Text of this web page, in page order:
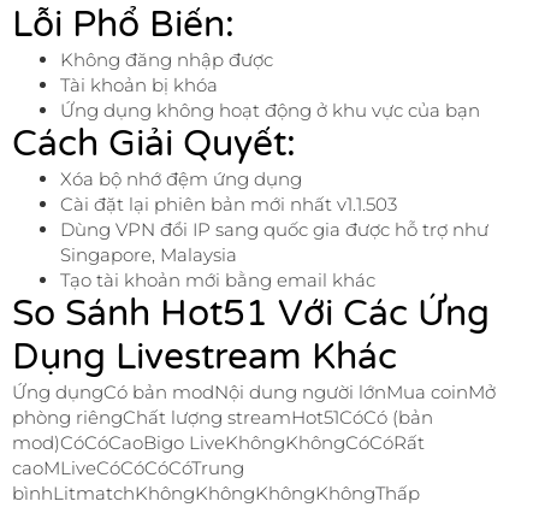
Lỗi Phổ Biến:
Không đăng nhập được
Tài khoản bị khóa
Ứng dụng không hoạt động ở khu vực của bạn
Cách Giải Quyết:
Xóa bộ nhớ đệm ứng dụng
Cài đặt lại phiên bản mới nhất v1.1.503
Dùng VPN đổi IP sang quốc gia được hỗ trợ như
Singapore, Malaysia
Tạo tài khoản mới bằng email khác
So Sánh Hot51 Với Các Ứng
Dụng Livestream Khác
Ứng dụngCó bản modNội dung người lớnMua coinMở
phòng riêngChất lượng streamHot51CóCó (bản
mod)CóCóCaoBigo LiveKhôngKhôngCóCóRất
caoMLiveCóCóCóCóTrung
bìnhLitmatchKhôngKhôngKhôngKhôngThấp